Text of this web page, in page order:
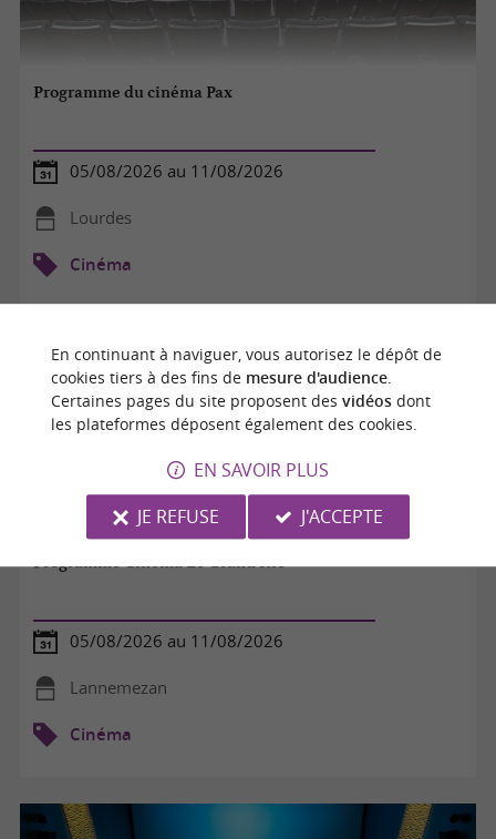
Programme du cinéma Pax
05/08/2026 au 11/08/2026
Lourdes
Cinéma
Programme Cinéma Le Grand Rio
05/08/2026 au 11/08/2026
Lannemezan
Cinéma
En continuant à naviguer, vous autorisez le dépôt de
cookies tiers à des fins de mesure d'audience.
Certaines pages du site proposent des vidéosdont
les plateformes déposent également des cookies.
EN SAVOIR PLUS
JE REFUSE
J'ACCEPTE